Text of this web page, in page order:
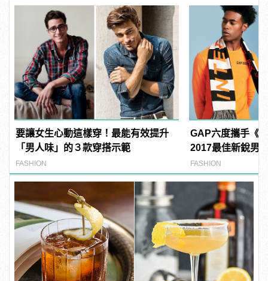
要讓女生心動這樣穿！最能有效提升
「男人味」的３款穿搭示範
FASHION
GAP六度攜手《
2017最佳新銳男
FASHION